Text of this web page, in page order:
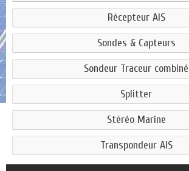
Récepteur AIS
Sondes & Capteurs
Sondeur Traceur combiné
Splitter
Stéréo Marine
Transpondeur AIS